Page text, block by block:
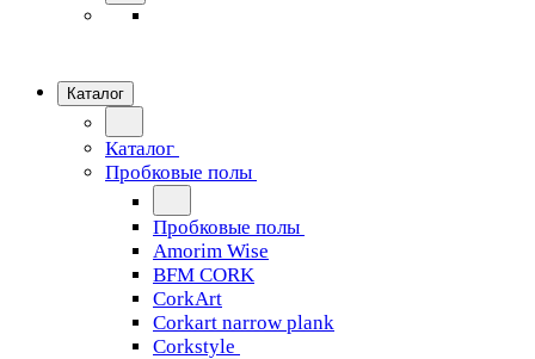
Каталог
Каталог
Пробковые полы
Пробковые полы
Amorim Wise
BFM CORK
CorkArt
Corkart narrow plank
Corkstyle